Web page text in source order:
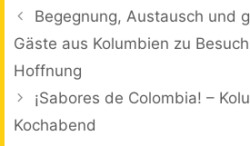
Beitrags-
Navigation
Begegnung, Austausch und
Gäste aus Kolumbien zu
Hoffnung
¡Sabores de Colombia! –
Kochabend